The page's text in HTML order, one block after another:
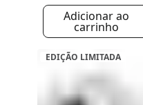
Adicionar ao
carrinho
EDIÇÃO LIMITADA